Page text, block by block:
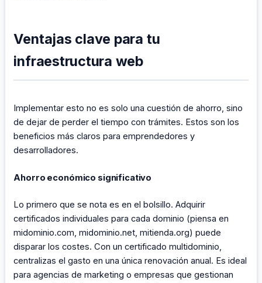
Ventajas clave para tu
infraestructura web
Implementar esto no es solo una cuestión de ahorro, sino
de dejar de perder el tiempo con trámites. Estos son los
beneficios más claros para emprendedores y
desarrolladores.
Ahorro económico significativo
Lo primero que se nota es en el bolsillo. Adquirir
certificados individuales para cada dominio (piensa en
midominio.com, midominio.net, mitienda.org) puede
disparar los costes. Con un certificado multidominio,
centralizas el gasto en una única renovación anual. Es ideal
para agencias de marketing o empresas que gestionan